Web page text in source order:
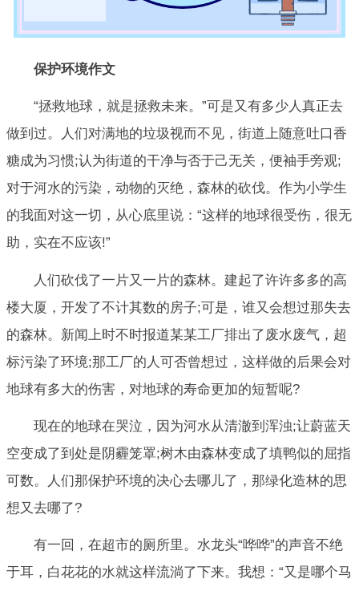
保护环境作文
“拯救地球，就是拯救未来。”可是又有多少人真正去
做到过。人们对满地的垃圾视而不见，街道上随意吐口香
糖成为习惯;认为街道的干净与否于己无关，便袖手旁观;
对于河水的污染，动物的灭绝，森林的砍伐。作为小学生
的我面对这一切，从心底里说：“这样的地球很受伤，很无
助，实在不应该!”
人们砍伐了一片又一片的森林。建起了许许多多的高
楼大厦，开发了不计其数的房子;可是，谁又会想过那失去
的森林。新闻上时不时报道某某工厂排出了废水废气，超
标污染了环境;那工厂的人可否曾想过，这样做的后果会对
地球有多大的伤害，对地球的寿命更加的短暂呢?
现在的地球在哭泣，因为河水从清澈到浑浊;让蔚蓝天
空变成了到处是阴霾笼罩;树木由森林变成了填鸭似的屈指
可数。人们那保护环境的决心去哪儿了，那绿化造林的思
想又去哪了?
有一回，在超市的厕所里。水龙头“哗哗”的声音不绝
于耳，白花花的水就这样流淌了下来。我想：“又是哪个马